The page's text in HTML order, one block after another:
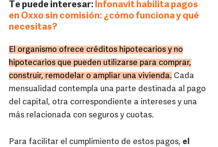
Te puede interesar: Infonavit habilita pagos
en Oxxo sin comisión: ¿cómo funciona y qué
necesitas?
El organismo ofrece créditos hipotecarios y no
hipotecarios que pueden utilizarse para comprar,
construir, remodelar o ampliar una vivienda. Cada
mensualidad contempla una parte destinada al pago
del capital, otra correspondiente a intereses y una
más relacionada con seguros y cuotas.
Para facilitar el cumplimiento de estos pagos, el